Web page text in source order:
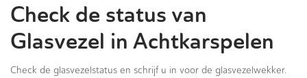
Check de status van
Glasvezel in Achtkarspelen
Check de glasvezelstatus en schrijf u in voor de glasvezelwekker.